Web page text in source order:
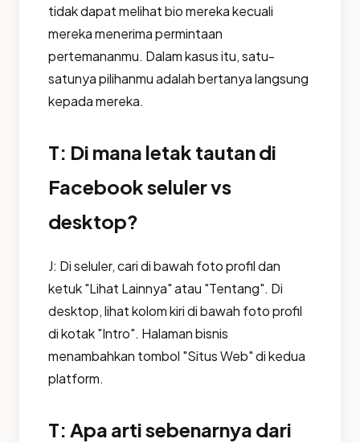
tidak dapat melihat bio mereka kecuali
mereka menerima permintaan
pertemananmu. Dalam kasus itu, satu-
satunya pilihanmu adalah bertanya langsung
kepada mereka.
T: Di mana letak tautan di
Facebook seluler vs
desktop?
J: Di seluler, cari di bawah foto profil dan
ketuk "Lihat Lainnya" atau "Tentang". Di
desktop, lihat kolom kiri di bawah foto profil
di kotak "Intro". Halaman bisnis
menambahkan tombol "Situs Web" di kedua
platform.
T: Apa arti sebenarnya dari